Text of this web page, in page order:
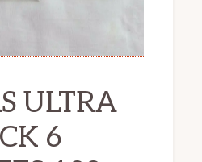
ULTRA
6